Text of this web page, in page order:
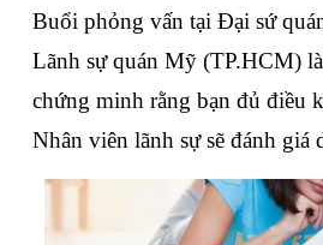
Buổi phỏng vấn tại Đại sứ
Lãnh sự quán Mỹ (TP.HCM)
chứng minh rằng bạn đủ điều
Nhân viên lãnh sự sẽ đánh giá